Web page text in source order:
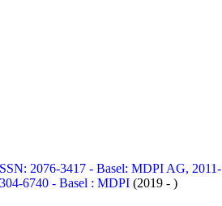
2076-3417 - Basel: MDPI AG, 2011-
6740 - Basel : MDPI (2019 - )